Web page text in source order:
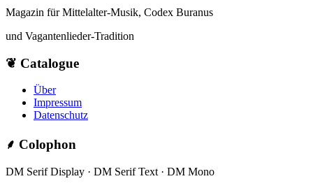
Magazin für Mittelalter-Musik, Codex Buranus
und Vagantenlieder-Tradition
❦ Catalogue
Über
Impressum
Datenschutz
⸙ Colophon
DM Serif Display · DM Serif Text · DM Mono